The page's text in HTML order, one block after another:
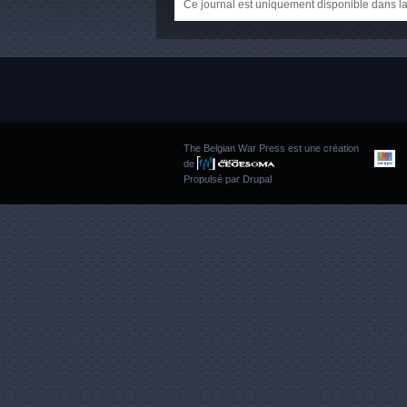
Ce journal est uniquement disponible dans
The Belgian War Press est une création
de
Propulsé par Drupal